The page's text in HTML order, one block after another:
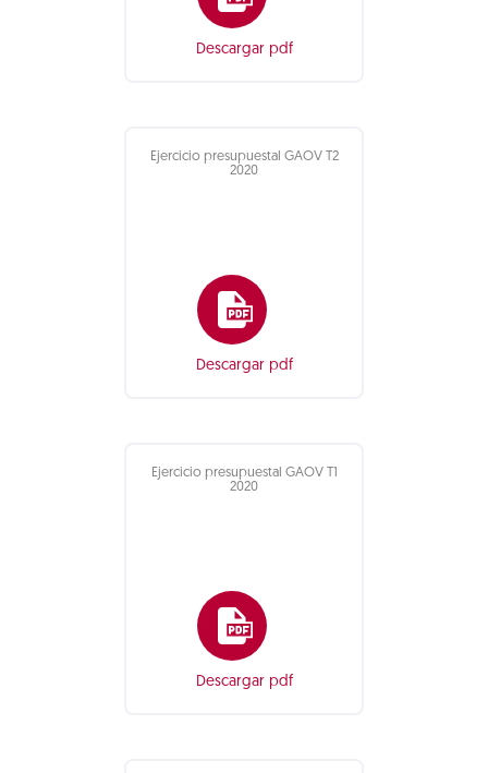
Descargar pdf
Ejercicio presupuestal GAOV T2
2020
Descargar pdf
Ejercicio presupuestal GAOV T1
2020
Descargar pdf